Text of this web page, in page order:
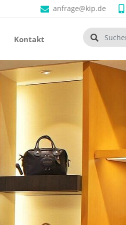
anfrage@kip.de
Kontakt